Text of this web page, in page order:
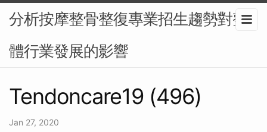
分析按摩整骨整復專業招生趨勢對整
體行業發展的影響
Tendoncare19 (496)
Jan 27, 2020